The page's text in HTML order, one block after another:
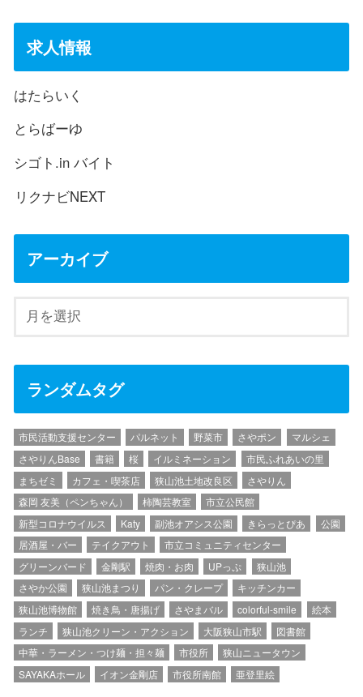
求人情報
はたらいく
とらばーゆ
シゴト.in バイト
リクナビNEXT
アーカイブ
ランダムタグ
市民活動支援センター パルネット 野菜市 さやポン
マルシェ
さやりんBase
書籍 桜 イルミネーション
市民ふれあいの里
まちゼミ
カフェ・喫茶店 狭山池土地改良区
さやりん
森岡 友美（ペンちゃん）
柿陶芸教室
市立公民館
新型コロナウイルス
Katy 副池オアシス公園 きらっとぴあ
公園
居酒屋・バー
テイクアウト
市立コミュニティセンター
グリーンバード
金剛駅 焼肉・お肉 UPっぷ
狭山池
さやか公園
狭山池まつり パン・クレープ
キッチンカー
狭山池博物館
焼き鳥・唐揚げ さやまバル colorful-smile
絵本
ランチ
狭山池クリーン・アクション 大阪狭山市駅
図書館
中華・ラーメン・つけ麺・担々麺
市役所
狭山ニュータウン
SAYAKAホール
イオン金剛店 市役所南館 亜登里絵